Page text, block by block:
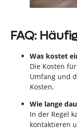
FAQ:
Was kostet
Die Kosten
Umfang und
Kosten.
Wie lange
In der Regel
kontaktieren